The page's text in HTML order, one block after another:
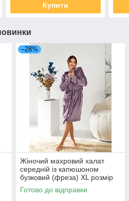
Купити
–28%
Жіночий махровий халат
середній із капюшоном
бузковий (фреза) XL розмір
50
Готово до відправки